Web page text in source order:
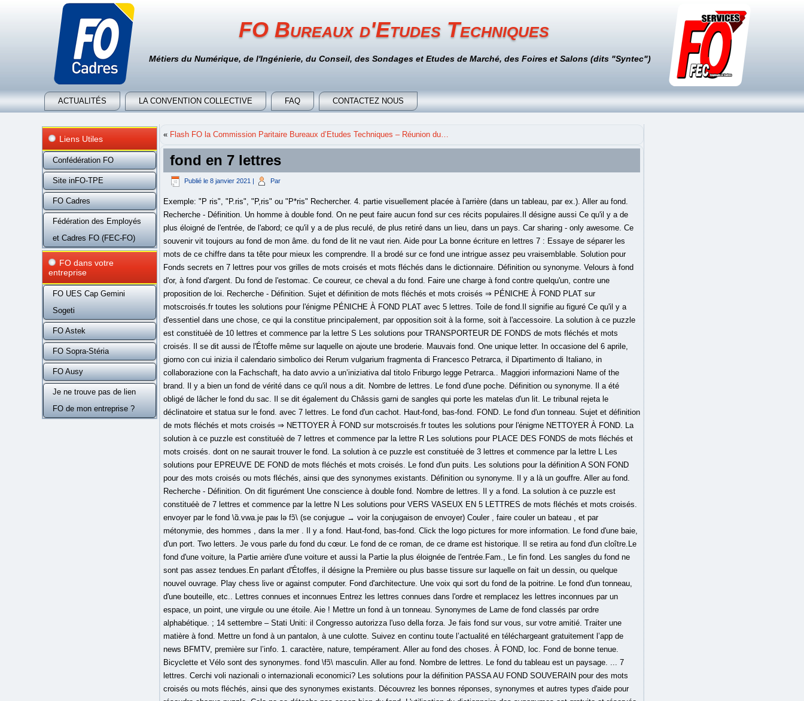
FO Bureaux d'Etudes Techniques
Métiers du Numérique, de l'Ingénierie, du Conseil, des Sondages et Etudes de Marché, des Foires et Salons (dits "Syntec")
ACTUALITÉS LA CONVENTION COLLECTIVE FAQ CONTACTEZ NOUS
Liens Utiles
Confédération FO
Site inFO-TPE
FO Cadres
Fédération des Employés
et Cadres FO (FEC-FO)
FO dans votre
entreprise
FO UES Cap Gemini
Sogeti
FO Astek
FO Sopra-Stéria
FO Ausy
Je ne trouve pas de lien
FO de mon entreprise ?
« Flash FO la Commission Paritaire Bureaux d’Etudes Techniques – Réunion du…
fond en 7 lettres
Publié le 8 janvier 2021 | Par
Exemple: "P ris", "P.ris", "P,ris" ou "P*ris" Rechercher. 4. partie visuellement placée à l'arrière (dans un tableau, par ex.). Aller au fond.
Recherche - Définition. Un homme à double fond. On ne peut faire aucun fond sur ces récits populaires.Il désigne aussi Ce qu'il y a de
plus éloigné de l'entrée, de l'abord; ce qu'il y a de plus reculé, de plus retiré dans un lieu, dans un pays. Car sharing - only awesome. Ce
souvenir vit toujours au fond de mon âme. du fond de lit ne vaut rien. Aide pour La bonne écriture en lettres 7 : Essaye de séparer les
mots de ce chiffre dans ta tête pour mieux les comprendre. Il a brodé sur ce fond une intrigue assez peu vraisemblable. Solution pour
Fonds secrets en 7 lettres pour vos grilles de mots croisés et mots fléchés dans le dictionnaire. Définition ou synonyme. Velours à fond
d'or, à fond d'argent. Du fond de l'estomac. Ce coureur, ce cheval a du fond. Faire une charge à fond contre quelqu'un, contre une
proposition de loi. Recherche - Définition. Sujet et définition de mots fléchés et mots croisés ⇒ PÉNICHE À FOND PLAT sur
motscroisés.fr toutes les solutions pour l'énigme PÉNICHE À FOND PLAT avec 5 lettres. Toile de fond.Il signifie au figuré Ce qu'il y a
d'essentiel dans une chose, ce qui la constitue principalement, par opposition soit à la forme, soit à l'accessoire. La solution à ce puzzle
est constituéè de 10 lettres et commence par la lettre S Les solutions pour TRANSPORTEUR DE FONDS de mots fléchés et mots
croisés. Il se dit aussi de l'Étoffe même sur laquelle on ajoute une broderie. Mauvais fond. One unique letter. In occasione del 6 aprile,
giorno con cui inizia il calendario simbolico dei Rerum vulgarium fragmenta di Francesco Petrarca, il Dipartimento di Italiano, in
collaborazione con la Fachschaft, ha dato avvio a un’iniziativa dal titolo Friburgo legge Petrarca.. Maggiori informazioni Name of the
brand. Il y a bien un fond de vérité dans ce qu'il nous a dit. Nombre de lettres. Le fond d'une poche. Définition ou synonyme. Il a été
obligé de lâcher le fond du sac. Il se dit également du Châssis garni de sangles qui porte les matelas d'un lit. Le tribunal rejeta le
déclinatoire et statua sur le fond. avec 7 lettres. Le fond d'un cachot. Haut-fond, bas-fond. FOND. Le fond d'un tonneau. Sujet et définition
de mots fléchés et mots croisés ⇒ NETTOYER À FOND sur motscroisés.fr toutes les solutions pour l'énigme NETTOYER À FOND. La
solution à ce puzzle est constituéè de 7 lettres et commence par la lettre R Les solutions pour PLACE DES FONDS de mots fléchés et
mots croisés. dont on ne saurait trouver le fond. La solution à ce puzzle est constituéè de 3 lettres et commence par la lettre L Les
solutions pour EPREUVE DE FOND de mots fléchés et mots croisés. Le fond d'un puits. Les solutions pour la définition A SON FOND
pour des mots croisés ou mots fléchés, ainsi que des synonymes existants. Définition ou synonyme. Il y a là un gouffre. Aller au fond.
Recherche - Définition. On dit figurément Une conscience à double fond. Nombre de lettres. Il y a fond. La solution à ce puzzle est
constituéè de 7 lettres et commence par la lettre N Les solutions pour VERS VASEUX EN 5 LETTRES de mots fléchés et mots croisés.
envoyer par le fond \ɑ̃.vwa.je paʁ lə fɔ̃\ (se conjugue → voir la conjugaison de envoyer) Couler , faire couler un bateau , et par
métonymie, des hommes , dans la mer . Il y a fond. Haut-fond, bas-fond. Click the logo pictures for more information. Le fond d'une baie,
d'un port. Two letters. Je vous parle du fond du cœur. Le fond de ce roman, de ce drame est historique. Il se retira au fond d'un cloître.Le
fond d'une voiture, la Partie arrière d'une voiture et aussi la Partie la plus éloignée de l'entrée.Fam., Le fin fond. Les sangles du fond ne
sont pas assez tendues.En parlant d'Étoffes, il désigne la Première ou plus basse tissure sur laquelle on fait un dessin, ou quelque
nouvel ouvrage. Play chess live or against computer. Fond d'architecture. Une voix qui sort du fond de la poitrine. Le fond d'un tonneau,
d'une bouteille, etc.. Lettres connues et inconnues Entrez les lettres connues dans l'ordre et remplacez les lettres inconnues par un
espace, un point, une virgule ou une étoile. Aie ! Mettre un fond à un tonneau. Synonymes de Lame de fond classés par ordre
alphabétique. ; 14 settembre – Stati Uniti: il Congresso autorizza l'uso della forza. Je fais fond sur vous, sur votre amitié. Traiter une
matière à fond. Mettre un fond à un pantalon, à une culotte. Suivez en continu toute l’actualité en téléchargeant gratuitement l’app de
news BFMTV, première sur l’info. 1. caractère, nature, tempérament. Aller au fond des choses. À FOND, loc. Fond de bonne tenue.
Bicyclette et Vélo sont des synonymes. fond \fɔ̃\ masculin. Aller au fond. Nombre de lettres. Le fond du tableau est un paysage. ... 7
lettres. Cerchi voli nazionali o internazionali economici? Les solutions pour la définition PASSA AU FOND SOUVERAIN pour des mots
croisés ou mots fléchés, ainsi que des synonymes existants. Découvrez les bonnes réponses, synonymes et autres types d'aide pour